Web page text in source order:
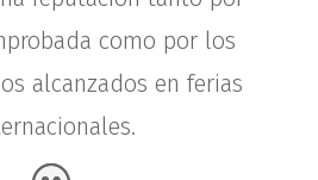
como por los
alcanzados en ferias